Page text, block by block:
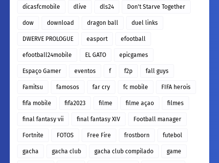
dicasfcmobile dlive dls24 Don't Starve Together
dow download dragon ball duel links
DWERVE PROLOGUE easport efootball
efootball24mobile EL GATO epicgames
Espaço Gamer eventos f f2p fall guys
Famitsu famosos far cry fc mobile FIFA herois
fifa mobile fifa2023 filme filme açao filmes
final fantasy vii final fantasy XIV Football manager
Fortnite FOTOS Free Fire frostborn futebol
gacha gacha club gacha club compilado game